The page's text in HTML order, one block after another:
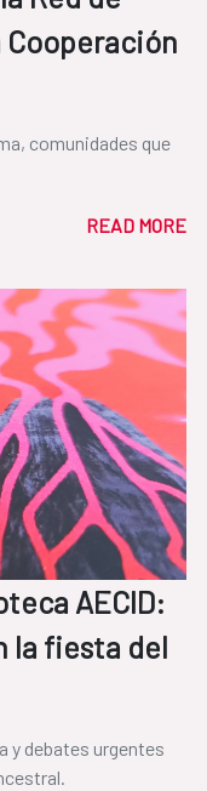
Cooperación
comunidades que
READ MORE
AECID:
la fiesta del
y debates urgentes